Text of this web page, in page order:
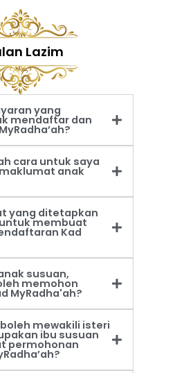
Lazim
yang
mendaftar dan
cara untuk saya
anak
yang ditetapkan
untuk membuat
Kad
susuan,
memohon
MyRadha'ah?
mewakili isteri
ibu susuan
permohonan